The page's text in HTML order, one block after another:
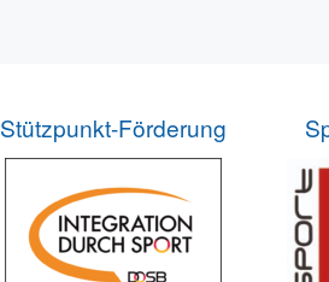
Stützpunkt-Förderung